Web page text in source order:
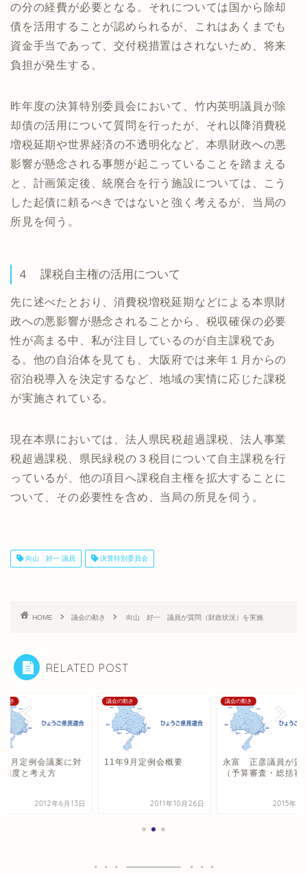
の分の経費が必要となる。それについては国から除却
債を活用することが認められるが、これはあくまでも
資金手当であって、交付税措置はされないため、将来
負担が発生する。
昨年度の決算特別委員会において、竹内英明議員が除
却債の活用について質問を行ったが、それ以降消費税
増税延期や世界経済の不透明化など、本県財政への悪
影響が懸念される事態が起こっていることを踏まえる
と、計画策定後、統廃合を行う施設については、こう
した起債に頼るべきではないと強く考えるが、当局の
所見を伺う。
４ 課税自主権の活用について
先に述べたとおり、消費税増税延期などによる本県財
政への悪影響が懸念されることから、税収確保の必要
性が高まる中、私が注目しているのが自主課税であ
る。他の自治体を見ても、大阪府では来年１月からの
宿泊税導入を決定するなど、地域の実情に応じた課税
が実施されている。
現在本県においては、法人県民税超過課税、法人事業
税超過課税、県民緑税の３税目について自主課税を行
っているが、他の項目へ課税自主権を拡大することに
ついて、その必要性を含め、当局の所見を伺う。
向山 好一 議員 決算特別委員会
HOME 議会の動き 向山 好一 議員が質問（財政状況）を実施
RELATED POST
動き
6月定例会議案に対
態度と考え方
2012年6月13日
議会の動き
11年9月定例会概要
2011年10月26日
議会の動き
永富 正彦議員が質
（予算審査・総括審
2015年3